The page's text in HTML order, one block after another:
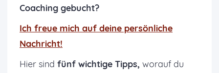
Coaching gebucht?
Ich freue mich auf deine persönliche
Nachricht!
Hier sind fünf wichtige Tipps, worauf du